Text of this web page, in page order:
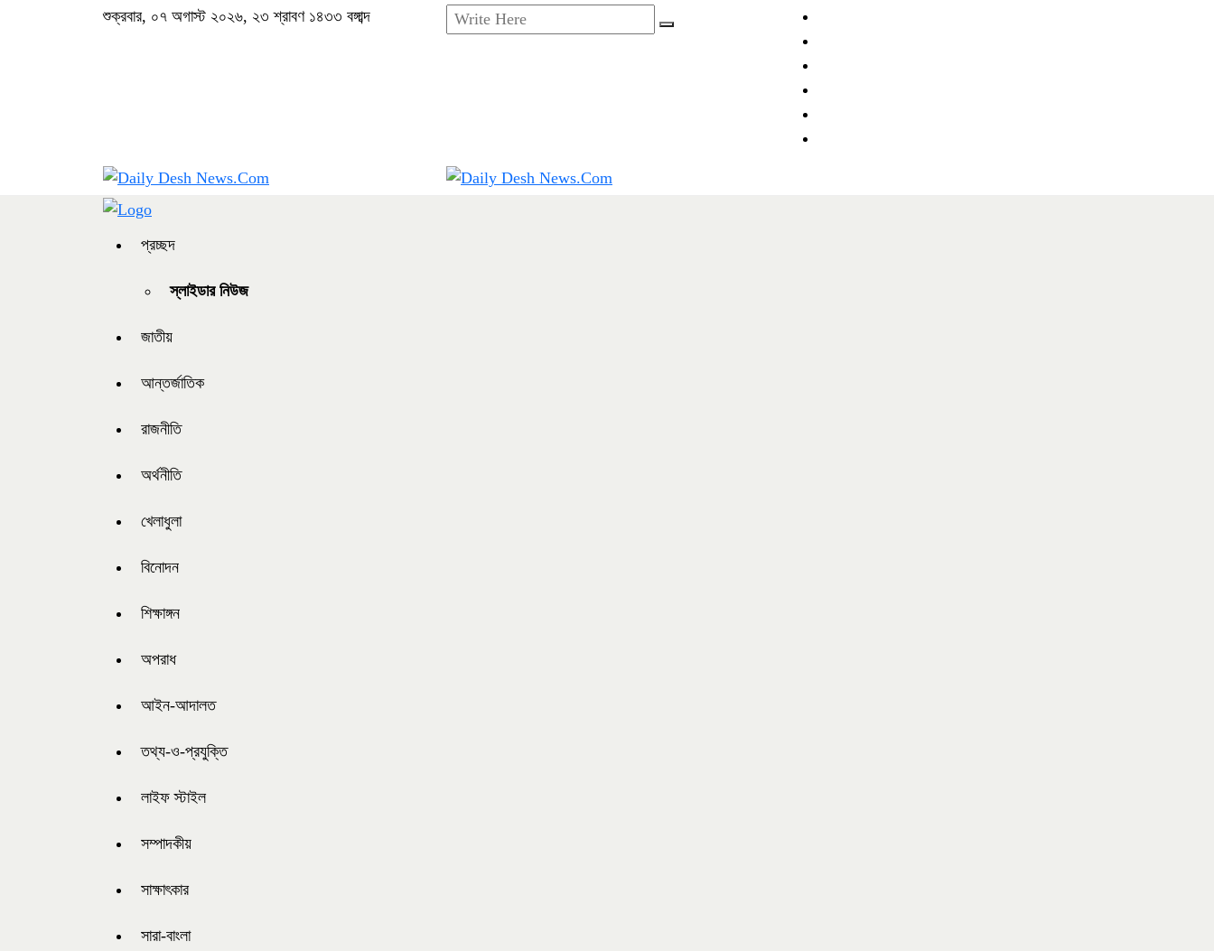
শুক্রবার, ০৭ অগাস্ট ২০২৬, ২৩ শ্রাবণ ১৪৩৩ বঙ্গাব্দ
প্রচ্ছদ
স্লাইডার নিউজ
জাতীয়
আন্তর্জাতিক
রাজনীতি
অর্থনীতি
খেলাধুলা
বিনোদন
শিক্ষাঙ্গন
অপরাধ
আইন-আদালত
তথ্য-ও-প্রযুক্তি
লাইফ স্টাইল
সম্পাদকীয়
সাক্ষাৎকার
সারা-বাংলা